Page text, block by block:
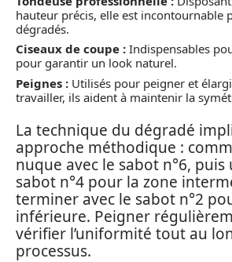
hauteur précis, elle est incontournable
dégradés.
Ciseaux de coupe : Indispensables
pour garantir un look naturel.
Peignes : Utilisés pour peigner et
travailler, ils aident à maintenir la
La technique du dégradé
approche méthodique :
nuque avec le sabot n°6, puis
sabot n°4 pour la zone
terminer avec le sabot n°2
inférieure. Peigner
vérifier l’uniformité tout au
processus.